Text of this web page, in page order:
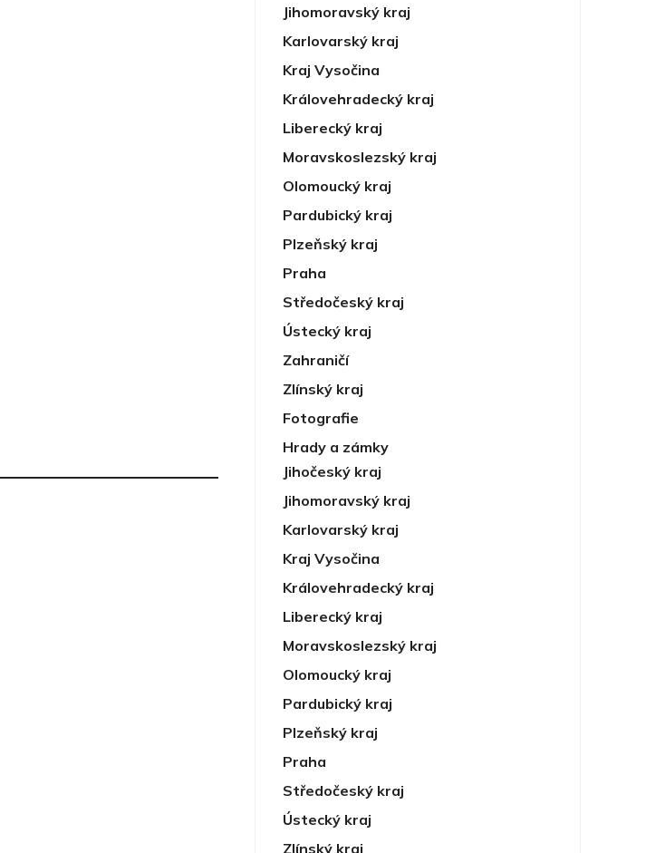
Jihomoravský kraj
Karlovarský kraj
Kraj Vysočina
Královehradecký kraj
Liberecký kraj
Moravskoslezský kraj
Olomoucký kraj
Pardubický kraj
Plzeňský kraj
Praha
Středočeský kraj
Ústecký kraj
Zahraničí
Zlínský kraj
Fotografie
Hrady a zámky
Jihočeský kraj
Jihomoravský kraj
Karlovarský kraj
Kraj Vysočina
Královehradecký kraj
Liberecký kraj
Moravskoslezský kraj
Olomoucký kraj
Pardubický kraj
Plzeňský kraj
Praha
Středočeský kraj
Ústecký kraj
Zlínský kraj